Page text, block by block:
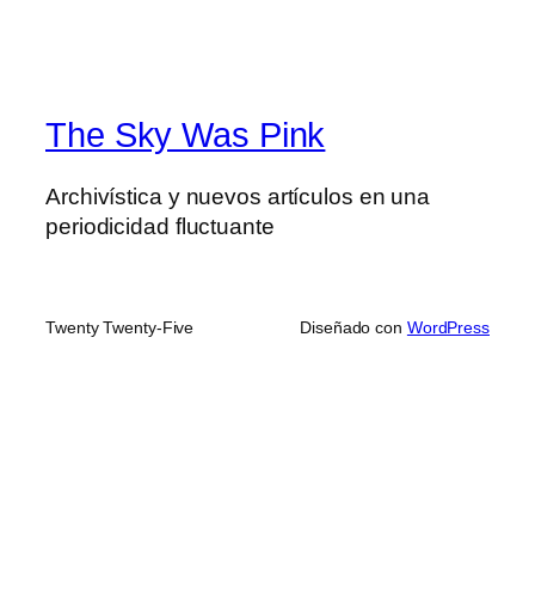
The Sky Was Pink
Archivística y nuevos artículos en una
periodicidad fluctuante
Twenty Twenty-Five Diseñado con WordPress